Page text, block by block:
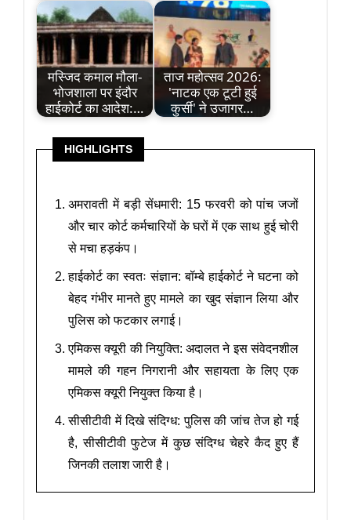
मस्जिद कमाल मौला-
भोजशाला पर इंदौर
हाईकोर्ट का आदेश:…
ताज महोत्सव 2026:
'नाटक एक टूटी हुई
कुर्सी' ने उजागर…
HIGHLIGHTS
अमरावती में बड़ी सेंधमारी: 15 फरवरी को पांच जजों
और चार कोर्ट कर्मचारियों के घरों में एक साथ हुई चोरी
से मचा हड़कंप।
हाईकोर्ट का स्वतः संज्ञान: बॉम्बे हाईकोर्ट ने घटना को
बेहद गंभीर मानते हुए मामले का खुद संज्ञान लिया और
पुलिस को फटकार लगाई।
एमिकस क्यूरी की नियुक्ति: अदालत ने इस संवेदनशील
मामले की गहन निगरानी और सहायता के लिए एक
एमिकस क्यूरी नियुक्त किया है।
सीसीटीवी में दिखे संदिग्ध: पुलिस की जांच तेज हो गई
है, सीसीटीवी फुटेज में कुछ संदिग्ध चेहरे कैद हुए हैं
जिनकी तलाश जारी है।